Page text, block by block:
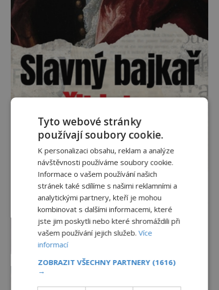
Vesmír a technologie
Podivné události roku 2023: Jsou
Američané v obležení UFO?
Nad australským městem
Tyto webové stránky
používají soubory cookie.
K personalizaci obsahu, reklam a analýze
návštěvnosti používáme soubory cookie.
Informace o vašem používání našich
stránek také sdílíme s našimi reklamními a
analytickými partnery, kteří je mohou
kombinovat s dalšími informacemi, které
jste jim poskytli nebo které shromáždili při
vašem používání jejich služeb.Více
informací
ZOBRAZIT VŠECHNY PARTNERY (1616)
→